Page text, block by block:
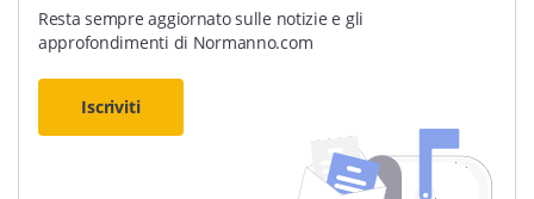
Resta sempre aggiornato sulle notizie e gli
approfondimenti di Normanno.com
Iscriviti